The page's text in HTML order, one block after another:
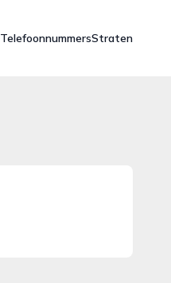
TelefoonnummersStraten